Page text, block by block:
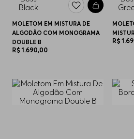
MOLETOM EM MISTURA DE
ALGODÃO COM MONOGRAMA
DOUBLE B
R$ 1.690,00
R$ 1.